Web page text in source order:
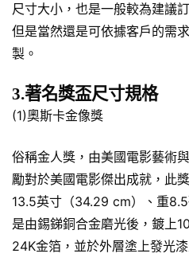
尺寸大小，也是一般較為建議
但是當然還是可依據客戶的需
製。
3.著名獎盃尺寸規格
(1)奧斯卡金像獎
俗稱金人獎，由美國電影藝術
勵對於美國電影傑出成就，此
13.5英寸（34.29 cm）、重
是由錫銻銅合金磨光後，鍍上
24K金箔，並於外層塗上發光